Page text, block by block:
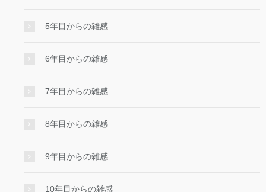
5年目からの雑感
6年目からの雑感
7年目からの雑感
8年目からの雑感
9年目からの雑感
10年目からの雑感